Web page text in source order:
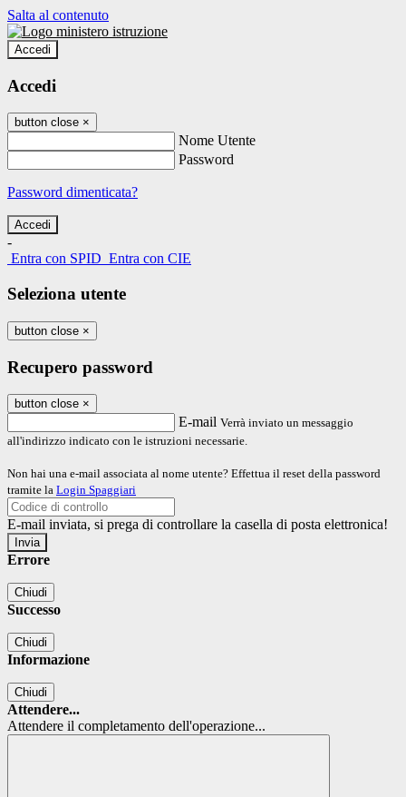
Salta al contenuto
Accedi
Accedi
button close ×
Nome Utente
Password
Password dimenticata?
-
Entra con SPID Entra con CIE
Seleziona utente
button close ×
Recupero password
button close ×
E-mail Verrà inviato un messaggio
all'indirizzo indicato con le istruzioni necessarie.
Non hai una e-mail associata al nome utente? Effettua il reset della password
tramite la Login Spaggiari
E-mail inviata, si prega di controllare la casella di posta elettronica!
Errore
Chiudi
Successo
Chiudi
Informazione
Chiudi
Attendere...
Attendere il completamento dell'operazione...